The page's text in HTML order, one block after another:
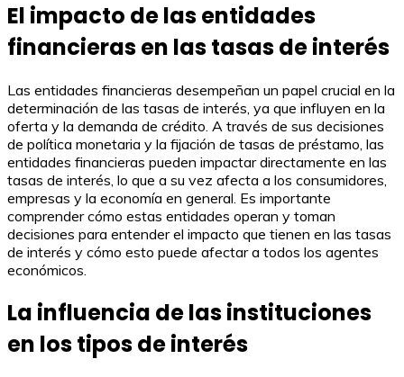
El impacto de las entidades
financieras en las tasas de interés
Las entidades financieras desempeñan un papel crucial en la
determinación de las tasas de interés, ya que influyen en la
oferta y la demanda de crédito. A través de sus decisiones
de política monetaria y la fijación de tasas de préstamo, las
entidades financieras pueden impactar directamente en las
tasas de interés, lo que a su vez afecta a los consumidores,
empresas y la economía en general. Es importante
comprender cómo estas entidades operan y toman
decisiones para entender el impacto que tienen en las tasas
de interés y cómo esto puede afectar a todos los agentes
económicos.
La influencia de las instituciones
en los tipos de interés